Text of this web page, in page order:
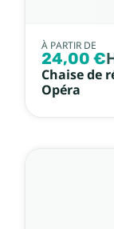
À PARTIR DE
24,00 €
Chaise de
Opéra